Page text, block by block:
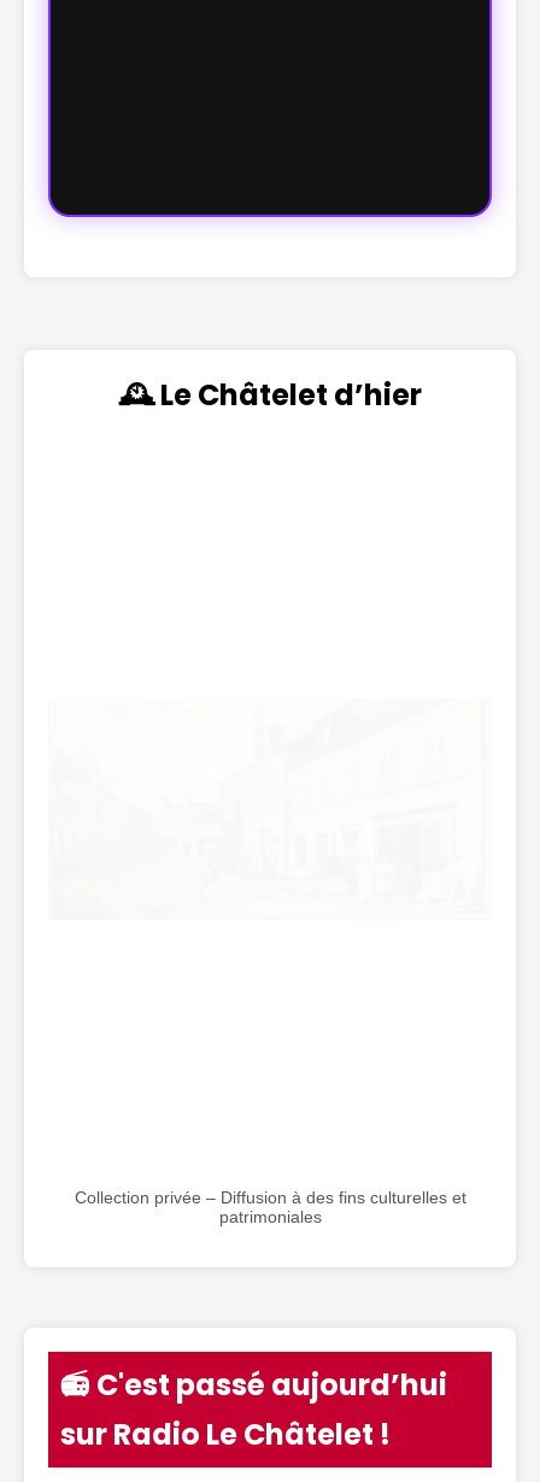
🕰️ Le Châtelet d’hier
Collection privée – Diffusion à des fins culturelles et
patrimoniales
📻 C'est passé aujourd’hui
sur Radio Le Châtelet !